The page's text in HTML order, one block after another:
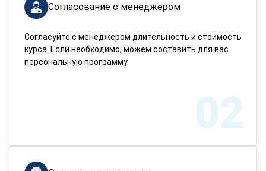
Согласование с менеджером
Согласуйте с менеджером длительность и стоимость
курса. Если необходимо, можем составить для вас
персональную программу.
02